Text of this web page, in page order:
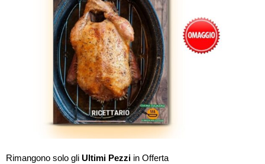
Rimangono solo gli Ultimi Pezzi in Offerta